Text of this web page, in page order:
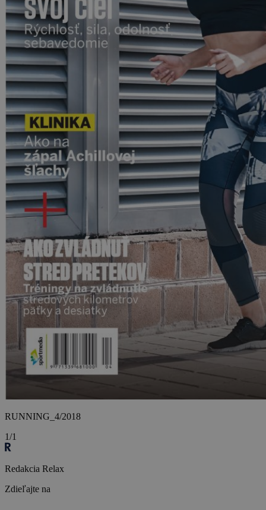
RUNNING_4/2018
1/1
Redakcia Relax
Zdieľajte na